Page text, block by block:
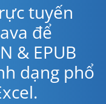
tuyến
để
& EPUB
dạng phổ